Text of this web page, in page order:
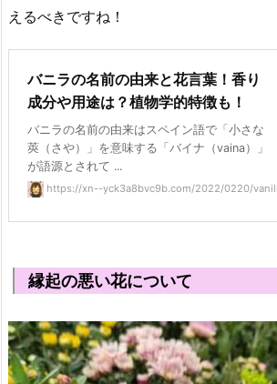
えるべきですね！
バニラの名前の由来と花言葉！香り
成分や用途は？植物学的特徴も！
バニラの名前の由来はスペイン語で「小さな
莢（さや）」を意味する「バイナ（vaina）」
が語源とされて ...
https://xn--yck3a8bvc9b.com/2022/0220/
縁起の悪い花について